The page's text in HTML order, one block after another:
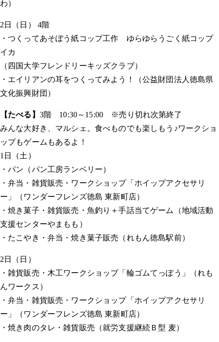
わ）
2日（日） 4階
・つくってあそぼう紙コップ工作 ゆらゆらうごく紙コップ
イカ
（四国大学フレンドリーキッズクラブ）
・エイリアンの耳をつくってみよう！（公益財団法人徳島県
文化振興財団）
【たべる】 3階 10:30～15:00 ※売り切れ次第終了
みんな大好き、マルシェ。食べものでも楽しもう♪ワークショ
ップもゲームもあるよ！
1日（土）
・パン（パン工房ランベリー）
・弁当・雑貨販売・ワークショップ「ホイップアクセサリ
ー」（ワンダーフレンズ徳島 東新町店）
・焼き菓子・雑貨販売・魚釣り＋手話当てゲーム（地域活動
支援センターやまもも）
・たこやき・弁当・焼き菓子販売（れもん徳島駅前）
2日（日）
・雑貨販売・木工ワークショップ「輪ゴムてっぽう」（れも
んワークス）
・弁当・雑貨販売・ワークショップ「ホイップアクセサリ
ー」（ワンダーフレンズ徳島 東新町店）
・焼き肉のタレ・雑貨販売（就労支援継続Ｂ型 麦）